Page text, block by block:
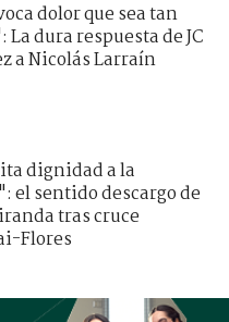
dolor que sea tan
dura respuesta de JC
a Nicolás Larraín
dignidad a la
el sentido descargo de
tras cruce
Flores